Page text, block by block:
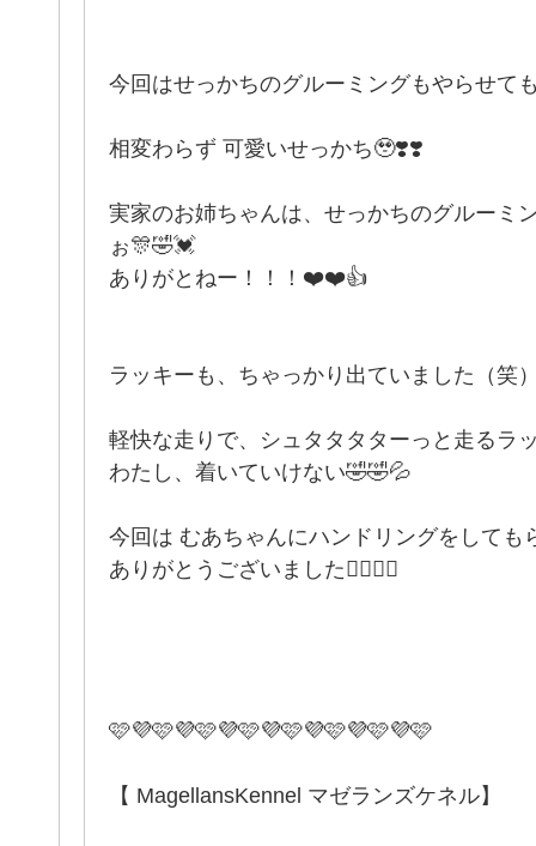
今回はせっかちのグルーミングもやらせ
相変わらず 可愛いせっかち🥹❣️❣️
実家のお姉ちゃんは、せっかちのグルーミ
ぉ🎊🤣💓
ありがとねー！！！❤️❤️👍
ラッキーも、ちゃっかり出ていました（笑
軽快な走りで、シュタタタターっと走るラ
わたし、着いていけない🤣🤣💦
今回は むあちゃんにハンドリングをしても
ありがとうございました🙇🏻‍♀️✨
🩷💜🩷💜🩷💜🩷💜🩷💜🩷💜🩷💜🩷
【 MagellansKennel マゼランズケネル】